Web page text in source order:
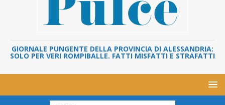
GIORNALE PUNGENTE DELLA PROVINCIA DI ALESSANDRIA:
SOLO PER VERI ROMPIBALLE. FATTI MISFATTI E STRAFATTI